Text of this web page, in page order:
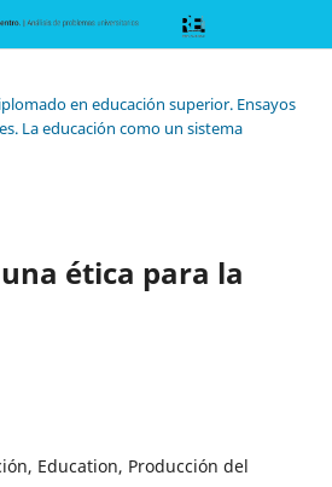
en educación superior. Ensayos
La educación como un sistema
ética para la
Education, Producción del